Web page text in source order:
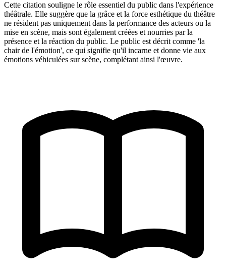
Cette citation souligne le rôle essentiel du public dans l'expérience
théâtrale. Elle suggère que la grâce et la force esthétique du théâtre
ne résident pas uniquement dans la performance des acteurs ou la
mise en scène, mais sont également créées et nourries par la
présence et la réaction du public. Le public est décrit comme 'la
chair de l'émotion', ce qui signifie qu'il incarne et donne vie aux
émotions véhiculées sur scène, complétant ainsi l'œuvre.